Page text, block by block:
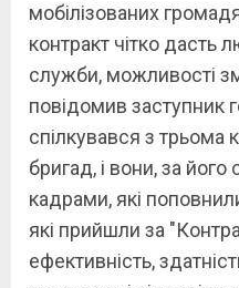
мобілізованих
контракт чітко дасть
служби, можливості
повідомив заступник
спілкувався з трьома
бригад, і вони, за
кадрами, які
які прийшли за
ефективність,